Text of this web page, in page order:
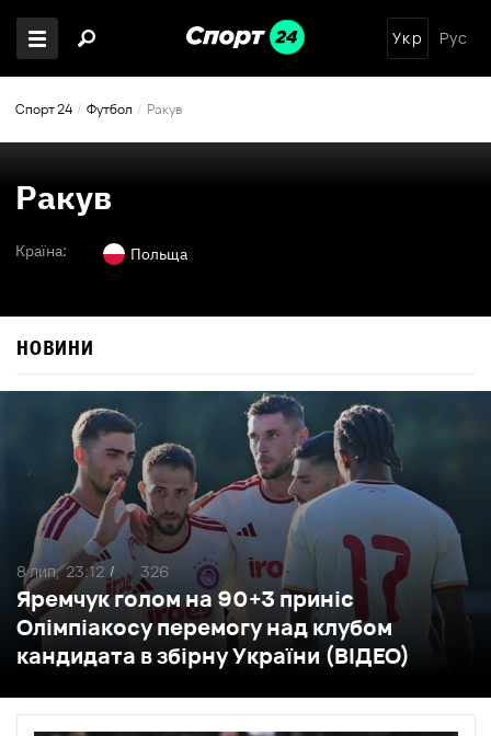
Укр Рус
Спорт 24 Футбол Ракув
Ракув
Країна: Польща
НОВИНИ
Яремчук голом на 90+3 приніс
Олімпіакосу перемогу над клубом
кандидата в збірну України (ВІДЕО)
8 лип, 23:12 / 326